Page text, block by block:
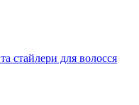
стайлери для волосся